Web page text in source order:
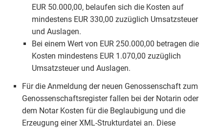
EUR 50.000,00, belaufen sich die Kosten auf
mindestens EUR 330,00 zuzüglich Umsatzsteuer
und Auslagen.
Bei einem Wert von EUR 250.000,00 betragen die
Kosten mindestens EUR 1.070,00 zuzüglich
Umsatzsteuer und Auslagen.
Für die Anmeldung der neuen Genossenschaft zum
Genossenschaftsregister fallen bei der Notarin oder
dem Notar Kosten für die Beglaubigung und die
Erzeugung einer XML-Strukturdatei an. Diese